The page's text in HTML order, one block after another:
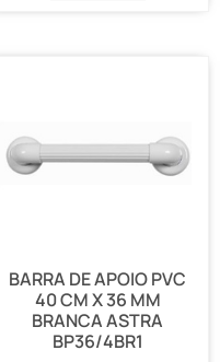
BARRA DE APOIO PVC
40 CM X 36 MM
BRANCA ASTRA
BP36/4BR1